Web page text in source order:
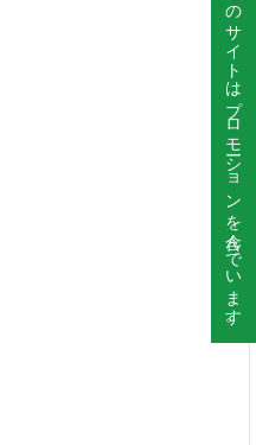
このサイトはプロモーションを含んでいます。